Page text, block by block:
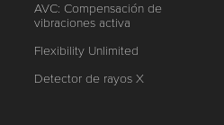
AVC: Compensación de
vibraciones activa
Flexibility Unlimited
Detector de rayos X